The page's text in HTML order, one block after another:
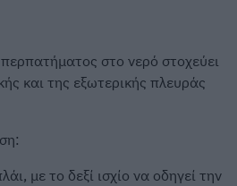
στο νερό στοχεύει
και της εξωτερικής πλευράς
με το δεξί ισχίο να οδηγεί την